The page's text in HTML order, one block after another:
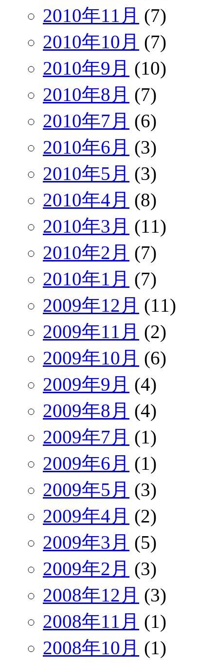
2010年11月 (7)
2010年10月 (7)
2010年9月 (10)
2010年8月 (7)
2010年7月 (6)
2010年6月 (3)
2010年5月 (3)
2010年4月 (8)
2010年3月 (11)
2010年2月 (7)
2010年1月 (7)
2009年12月 (11)
2009年11月 (2)
2009年10月 (6)
2009年9月 (4)
2009年8月 (4)
2009年7月 (1)
2009年6月 (1)
2009年5月 (3)
2009年4月 (2)
2009年3月 (5)
2009年2月 (3)
2008年12月 (3)
2008年11月 (1)
2008年10月 (1)